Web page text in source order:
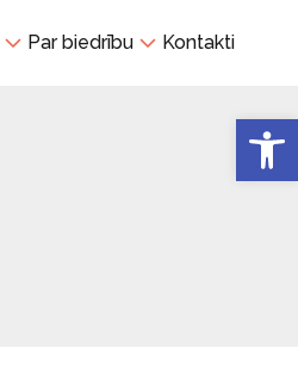
Par biedrību Kontakti